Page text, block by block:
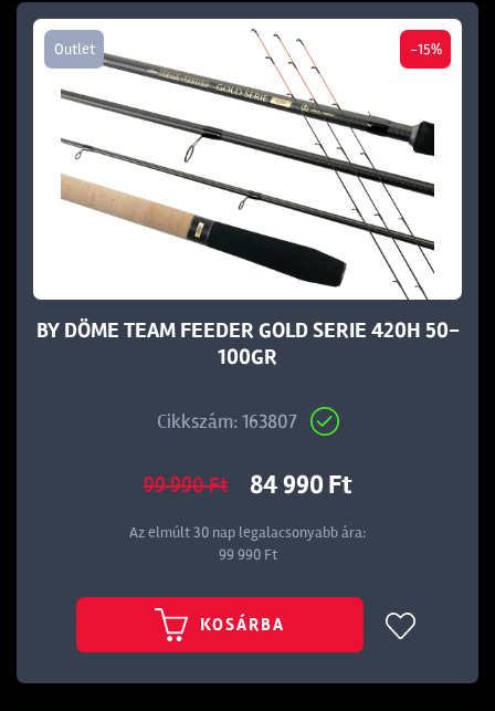
Outlet -15%
BY DÖME TEAM FEEDER GOLD SERIE 420H 50-
100GR
Cikkszám: 163807
99 990 Ft 84 990 Ft
Az elmúlt 30 nap legalacsonyabb ára:
99 990 Ft
KOSÁRBA